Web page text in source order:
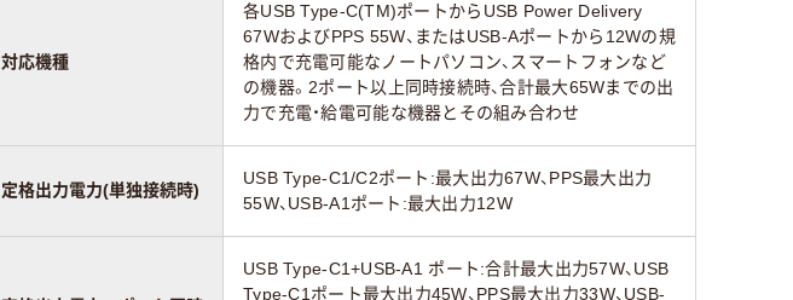
対応機種
各USB Type-C(TM)ポートからUSB Power Delivery
67WおよびPPS 55W、またはUSB-Aポートから12Wの規
格内で充電可能なノートパソコン、スマートフォンなど
の機器。2ポート以上同時接続時、合計最大65Wまでの出
力で充電・給電可能な機器とその組み合わせ
定格出力電力(単独接続時)
USB Type-C1/C2ポート:最大出力67W、PPS最大出力
55W、USB-A1ポート:最大出力12W
USB Type-C1+USB-A1 ポート:合計最大出力57W、USB
Type-C1ポート最大出力45W、PPS最大出力33W、USB-